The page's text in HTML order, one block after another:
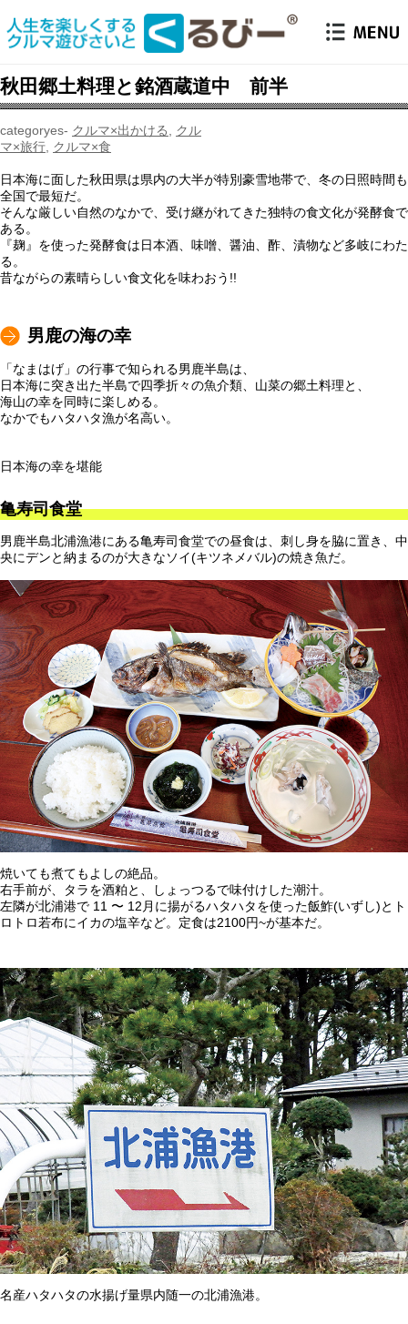
秋田郷土料理と銘酒蔵道中 前半
クルマ×出かける
クル
マ×旅行 クルマ×食
日本海に面した秋田県は県内の大半が特別豪雪地帯で、冬の日照時間も
全国で最短だ。
そんな厳しい自然のなかで、受け継がれてきた独特の食文化が発酵食で
ある。
『麹』を使った発酵食は日本酒、味噌、醤油、酢、漬物など多岐にわた
る。
昔ながらの素晴らしい食文化を味わおう!!
男鹿の海の幸
「なまはげ」の行事で知られる男鹿半島は、
日本海に突き出た半島で四季折々の魚介類、山菜の郷土料理と、
海山の幸を同時に楽しめる。
なかでもハタハタ漁が名高い。
日本海の幸を堪能
亀寿司食堂
男鹿半島北浦漁港にある亀寿司食堂での昼食は、刺し身を脇に置き、中
央にデンと納まるのが大きなソイ(キツネメバル)の焼き魚だ。
焼いても煮てもよしの絶品。
右手前が、タラを酒粕と、しょっつるで味付けした潮汁。
左隣が北浦港で 11 〜 12月に揚がるハタハタを使った飯鮓(いずし)とト
ロトロ若布にイカの塩辛など。定食は2100円~が基本だ。
名産ハタハタの水揚げ量県内随一の北浦漁港。